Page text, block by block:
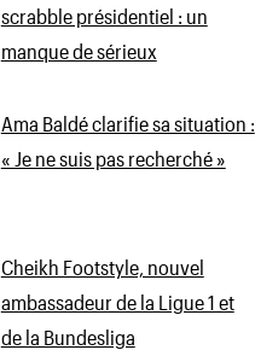
scrabble présidentiel : un
manque de sérieux
Ama Baldé clarifie sa situation :
« Je ne suis pas recherché »
Cheikh Footstyle, nouvel
ambassadeur de la Ligue 1 et
de la Bundesliga